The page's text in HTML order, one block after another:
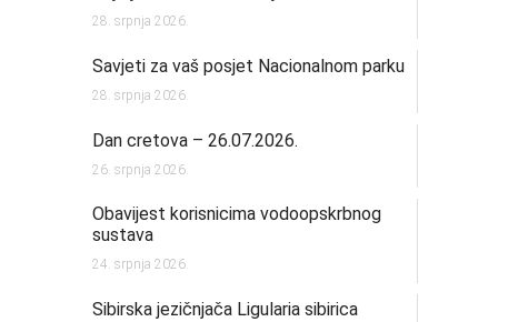
28. srpnja 2026.
Savjeti za vaš posjet Nacionalnom parku
28. srpnja 2026.
Dan cretova – 26.07.2026.
26. srpnja 2026.
Obavijest korisnicima vodoopskrbnog
sustava
24. srpnja 2026.
Sibirska jezičnjača Ligularia sibirica